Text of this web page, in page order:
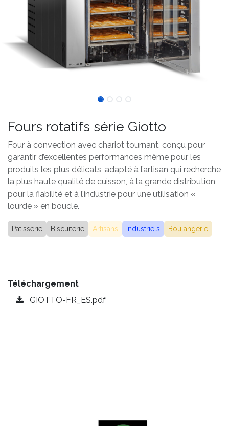
Fours rotatifs série Giotto
Four à convection avec chariot tournant, conçu pour
garantir d’excellentes performances même pour les
produits les plus délicats, adapté à l’artisan qui recherche
la plus haute qualité de cuisson, à la grande distribution
pour la fiabilité et à l’industrie pour une utilisation «
lourde » en boucle.
Patisserie Biscuiterie Artisans Industriels Boulangerie
Téléchargement
GIOTTO-FR_ES.pdf